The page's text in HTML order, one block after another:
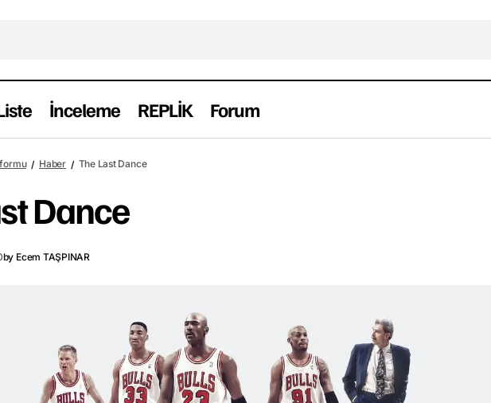
İnceleme REPLİK Forum
Haber The Last Dance
Dance
by Ecem TAŞPINAR